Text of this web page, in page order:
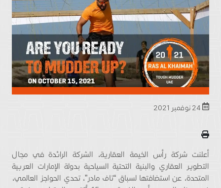
أعلنت شركة رأس الخيمة العقارية، الشركة الرائدة في مجال
التطوير العقاري والبنية التحتية السياحية بدولة الإمارات العربية
المتحدة، عن استضافتها لسباق “تاف مادر”، تحدي الحواجز العالمي،